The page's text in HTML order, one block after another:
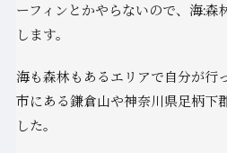
ーフィンとかやらないので、海:森
します。
海も森林もあるエリアで自分が行
市にある鎌倉山や神奈川県足柄下
した。